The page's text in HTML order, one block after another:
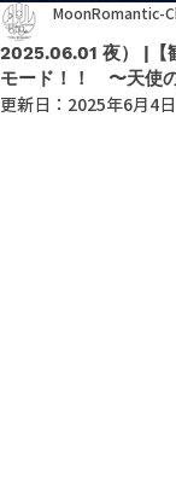
2025.06.01 夜） |【
モード！！ 〜天使の
MoonRomantic-
更新日： 2025年6月4日